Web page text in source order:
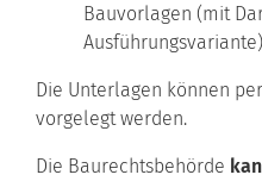
Bauvorlagen (mit
Ausführungsvariante)
Die Unterlagen können
vorgelegt werden.
Die Baurechtsbehörde